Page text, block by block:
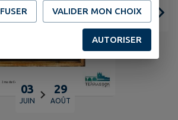
03
JUIN
29
AOÛT
VALIDER MON CHOIX
AUTORISER